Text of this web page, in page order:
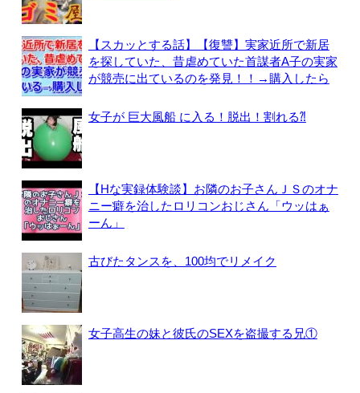
【スカッとする話】【復讐】実家近所で新居
を探していた、昔虐めていた首謀者A子の実家
が競売に出ているのを発見！！→購入したら
女子が 巨大風船 に入る！脱出！割れる⁈
【Hな実録体験談】お隣のお子さんＪＳのオナ
ニー癖を治したロリコンおじさん「ウッはぁ
ーん」
古びたタンスを、100均でリメイク
女子高生の妹と彼氏のSEXを盗撮する兄①